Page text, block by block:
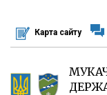
основного
матеріалу
Карта сайту